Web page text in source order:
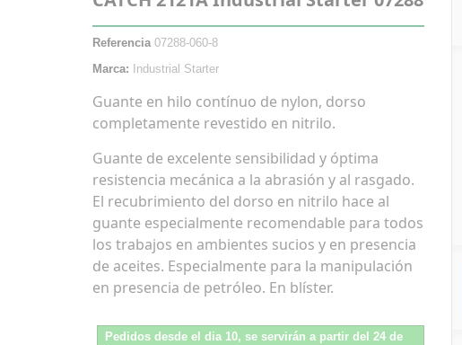
Referencia 07288-060-8
Marca:
Industrial Starter
Guante en hilo contínuo de nylon, dorso
completamente revestido en nitrilo.
Guante de excelente sensibilidad y óptima
resistencia mecánica a la abrasión y al rasgado.
El recubrimiento del dorso en nitrilo hace al
guante especialmente recomendable para todos
los trabajos en ambientes sucios y en presencia
de aceites. Especialmente para la manipulación
en presencia de petróleo. En blíster.
Pedidos desde el dia 10, se servirán a partir del 24 de